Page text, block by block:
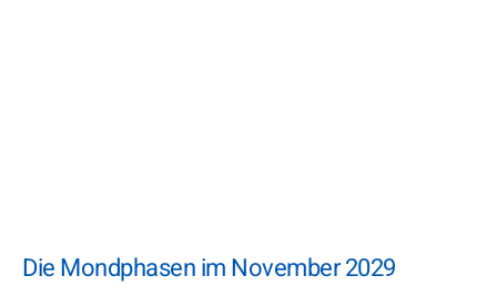
Die Mondphasen im November 2029